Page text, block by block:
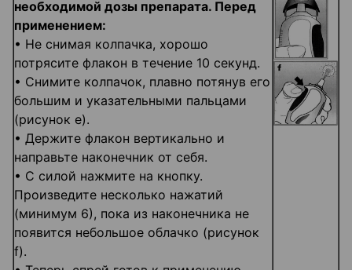
необходимой дозы препарата. Перед
применением:
• Не снимая колпачка, хорошо
потрясите флакон в течение 10 секунд.
• Снимите колпачок, плавно потянув его
большим и указательными пальцами
(рисунок е).
• Держите флакон вертикально и
направьте наконечник от себя.
• С силой нажмите на кнопку.
Произведите несколько нажатий
(минимум 6), пока из наконечника не
появится небольшое облачко (рисунок
f).